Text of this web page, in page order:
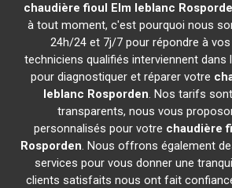
chaudière fioul Elm leblanc
à tout moment, c'est pourquoi nous
24h/24 et 7j/7 pour répondre à
techniciens qualifiés interviennent dans
pour diagnostiquer et réparer votre
leblanc Rosporden. Nos tarifs
transparents, nous vous
personnalisés pour votre chaudière
Rosporden. Nous offrons également
services pour vous donner une
clients satisfaits nous ont fait